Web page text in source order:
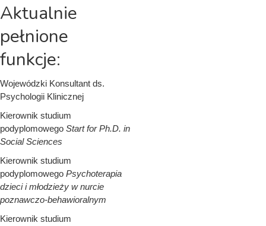
Aktualnie
pełnione
funkcje:
Wojewódzki Konsultant ds.
Psychologii Klinicznej
Kierownik studium
podyplomowego Start for Ph.D. in
Social Sciences
Kierownik studium
podyplomowego Psychoterapia
dzieci i młodzieży w nurcie
poznawczo-behawioralnym
Kierownik studium